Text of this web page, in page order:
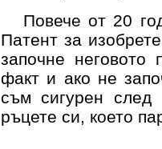
Повече от 20
Патент за
започне
факт и ако не
съм сигурен
ръцете си, което